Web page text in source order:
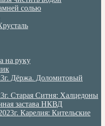
солью
на руку
Дёржа. Доломитовый
Старая Ситня: Халцедоны
застава НКВД
Карелия: Кительские